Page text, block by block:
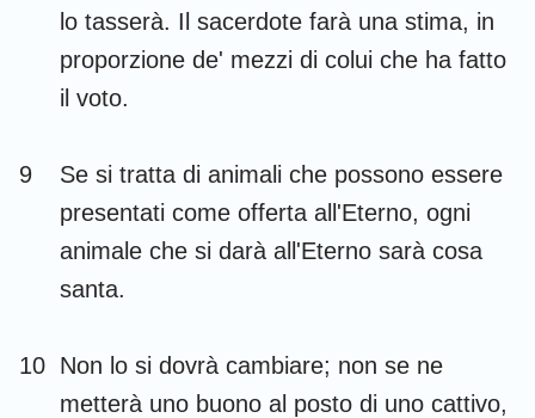
lo tasserà. Il sacerdote farà una stima, in
proporzione de' mezzi di colui che ha fatto
il voto.
9
Se si tratta di animali che possono essere
presentati come offerta all'Eterno, ogni
animale che si darà all'Eterno sarà cosa
santa.
10 Non lo si dovrà cambiare; non se ne
metterà uno buono al posto di uno cattivo,